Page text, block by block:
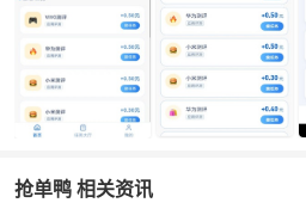
抢单鸭 相关资讯